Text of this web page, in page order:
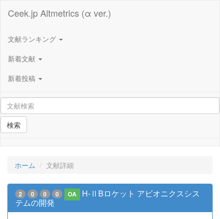
Ceek.jp Altmetrics (α ver.)
文献ランキング
新着文献
新着投稿
検索
ホーム 文献詳細
2 0 0 0 OA
H-ⅡBロケット アビオニクスシス
テムの開発